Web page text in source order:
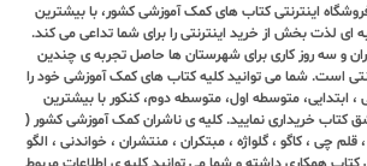
اینترنتی کتاب های کمک آموزشی کشور، با بیشترین
ای لذت بخش از خرید اینترنتی را برای شما تداعی می کند.
تهران و سه روز کاری برای شهرستان ها حاصل تجربه ی چندین
است. شما می توانید کلیه کتاب های کمک آموزشی خود را
ابتدایی، متوسطه اول، متوسطه دوم، کنکور با بیشترین
خریداری نمایید. کلیه ی ناشران کمک آموزشی کشور (
چی ، کاگو ، گلواژه ، مبتکران ، منتشران ، خواندنی ، الگو